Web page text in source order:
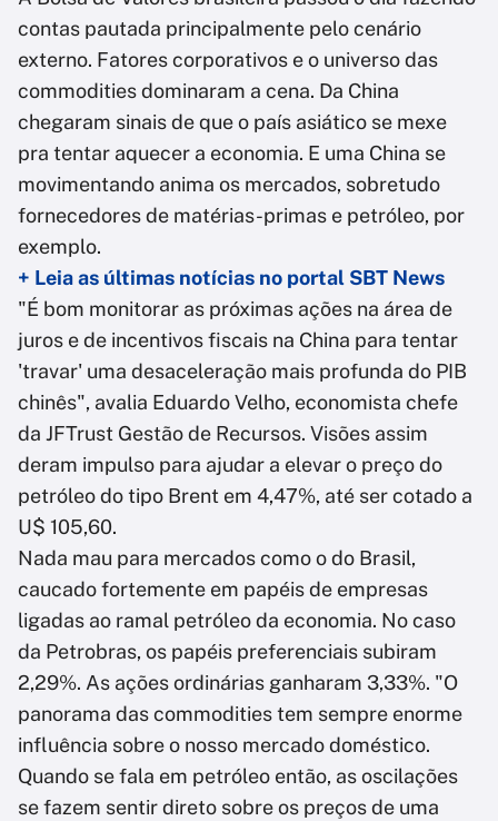
contas pautada principalmente pelo cenário
externo. Fatores corporativos e o universo das
commodities dominaram a cena. Da China
chegaram sinais de que o país asiático se mexe
pra tentar aquecer a economia. E uma China se
movimentando anima os mercados, sobretudo
fornecedores de matérias-primas e petróleo, por
exemplo.
+ Leia as últimas notícias no portal SBT News
"É bom monitorar as próximas ações na área de
juros e de incentivos fiscais na China para tentar
'travar' uma desaceleração mais profunda do PIB
chinês", avalia Eduardo Velho, economista chefe
da JFTrust Gestão de Recursos. Visões assim
deram impulso para ajudar a elevar o preço do
petróleo do tipo Brent em 4,47%, até ser cotado a
U$ 105,60.
Nada mau para mercados como o do Brasil,
caucado fortemente em papéis de empresas
ligadas ao ramal petróleo da economia. No caso
da Petrobras, os papéis preferenciais subiram
2,29%. As ações ordinárias ganharam 3,33%. "O
panorama das commodities tem sempre enorme
influência sobre o nosso mercado doméstico.
Quando se fala em petróleo então, as oscilações
se fazem sentir direto sobre os preços de uma